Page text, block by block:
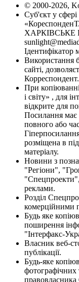
© 2000-2026,
Суб'єкт у
ХАРКІВСЬКЕ
Ідентифікатор
Використання
сайті,
При
і світу» , для
відкрите для
Посилання має
повного або
розміщена в
матеріалу.
Новини з
"Регіони",
реклами.
Розділ
комерційними
Будь яке
поширення
"Інтерфакс-
Власник веб-
публікації.
Будь-яке
фотографічних
правовласника